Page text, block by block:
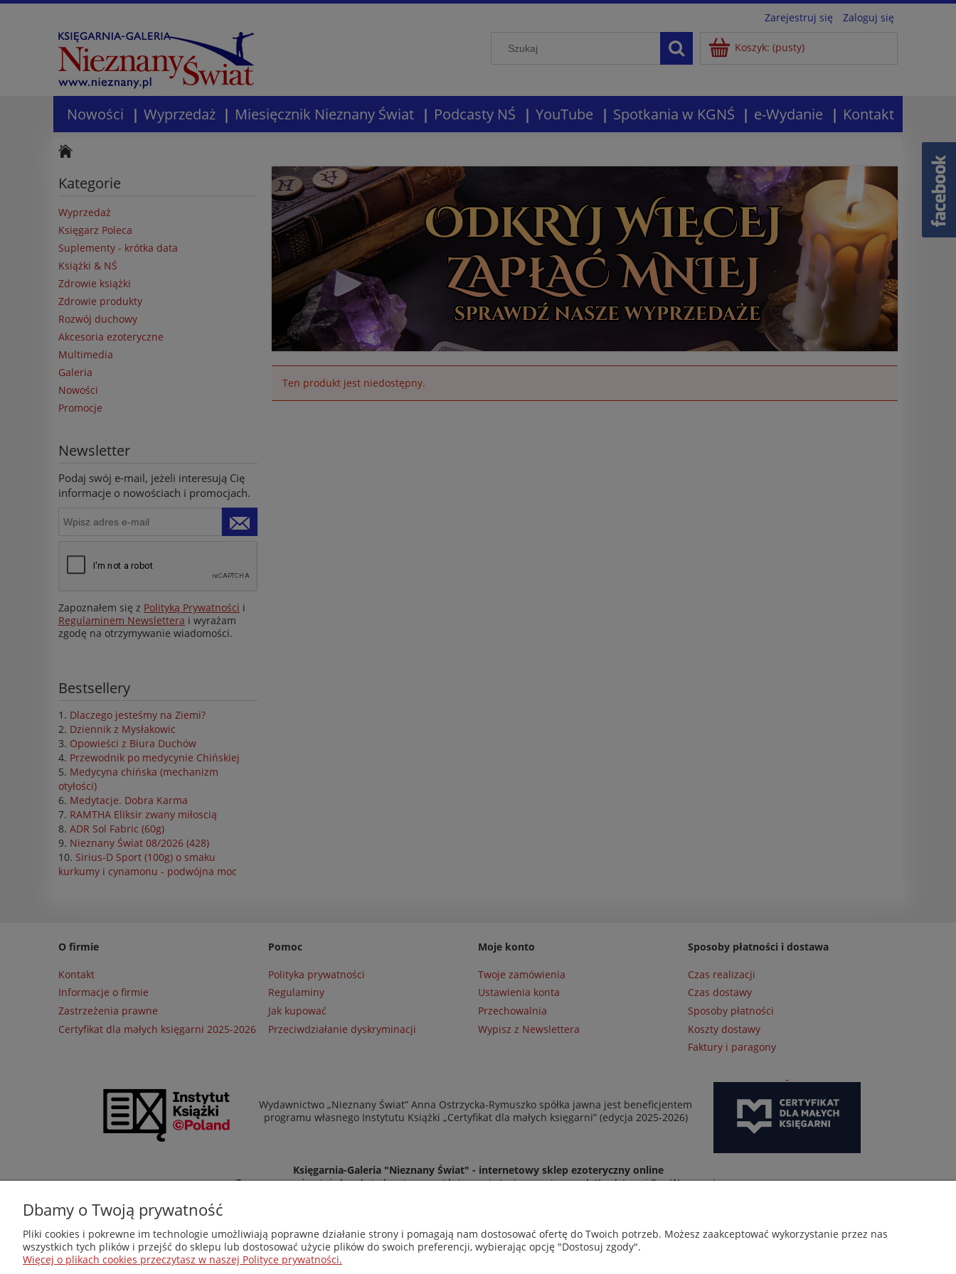
Zarejestruj się Zaloguj się
Koszyk: (pusty)
Nowości Wyprzedaż Miesięcznik Nieznany Świat Podcasty NŚ YouTube Spotkania w KGNŚ e-Wydanie Kontakt
Kategorie
Wyprzedaż
Księgarz Poleca
Suplementy - krótka data
Książki & NŚ
Zdrowie książki
Zdrowie produkty
Rozwój duchowy
Akcesoria ezoteryczne
Multimedia
Galeria
Nowości
Promocje
Newsletter
Podaj swój e-mail, jeżeli interesują Cię
informacje o nowościach i promocjach.
Zapoznałem się z Polityką Prywatności i
Regulaminem Newslettera i wyrażam
zgodę na otrzymywanie wiadomości.
Bestsellery
Dlaczego jesteśmy na Ziemi?
Dziennik z Mysłakowic
Opowieści z Biura Duchów
Przewodnik po medycynie Chińskiej
Medycyna chińska (mechanizm
otyłości)
Medytacje. Dobra Karma
RAMTHA Eliksir zwany miłoscią
ADR Sol Fabric (60g)
Nieznany Świat 08/2026 (428)
Sirius-D Sport (100g) o smaku
kurkumy i cynamonu - podwójna moc
Ten produkt jest niedostępny.
O firmie
Kontakt
Informacje o firmie
Zastrzeżenia prawne
Certyfikat dla małych księgarni 2025-2026
Pomoc
Polityka prywatności
Regulaminy
Jak kupować
Przeciwdziałanie dyskryminacji
Moje konto
Twoje zamówienia
Ustawienia konta
Przechowalnia
Wypisz z Newslettera
Sposoby płatności i dostawa
Czas realizacji
Czas dostawy
Sposoby płatności
Koszty dostawy
Faktury i paragony
Wydawnictwo „Nieznany Świat” Anna Ostrzycka-Rymuszko spółka jawna jest beneficjentem
programu własnego Instytutu Książki „Certyfikat dla małych księgarni” (edycja 2025-2026)
Księgarnia-Galeria "Nieznany Świat" - internetowy sklep ezoteryczny online
Zapraszamy również do odwiedzenia naszej księgarni stacjonarnej przy ul. Kredytowej 2 w Warszawie
Dbamy o Twoją prywatność
Pliki cookies i pokrewne im technologie umożliwiają poprawne działanie strony i pomagają nam dostosować ofertę do Twoich potrzeb. Możesz zaakceptować wykorzystanie przez nas
wszystkich tych plików i przejść do sklepu lub dostosować użycie plików do swoich preferencji, wybierając opcję "Dostosuj zgody".
Więcej o plikach cookies przeczytasz w naszej Polityce prywatności.